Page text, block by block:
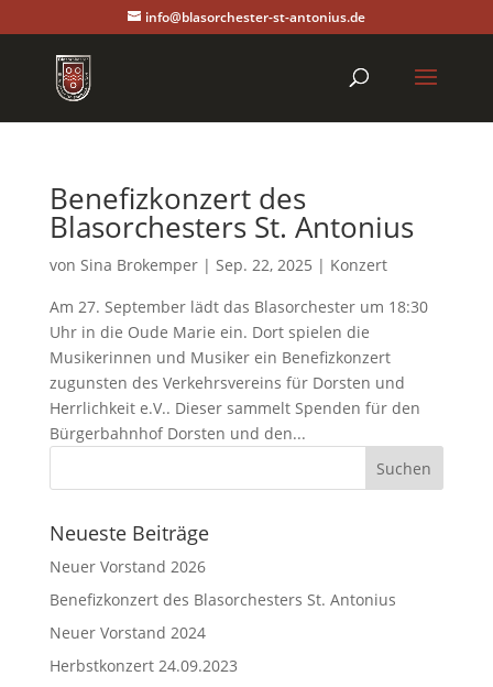
info@blasorchester-st-antonius.de
Benefizkonzert des
Blasorchesters St. Antonius
von Sina Brokemper| Sep. 22, 2025 | Konzert
Am 27. September lädt das Blasorchester um 18:30
Uhr in die Oude Marie ein. Dort spielen die
Musikerinnen und Musiker ein Benefizkonzert
zugunsten des Verkehrsvereins für Dorsten und
Herrlichkeit e.V.. Dieser sammelt Spenden für den
Bürgerbahnhof Dorsten und den...
Neueste Beiträge
Neuer Vorstand 2026
Benefizkonzert des Blasorchesters St. Antonius
Neuer Vorstand 2024
Herbstkonzert 24.09.2023